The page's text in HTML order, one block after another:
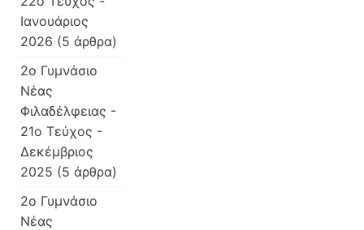
Ιανουάριος
2026 (5 άρθρα)
2o Γυμνάσιο
Νέας
Φιλαδέλφειας -
21ο Τεύχος -
Δεκέμβριος
2025 (5 άρθρα)
2o Γυμνάσιο
Νέας